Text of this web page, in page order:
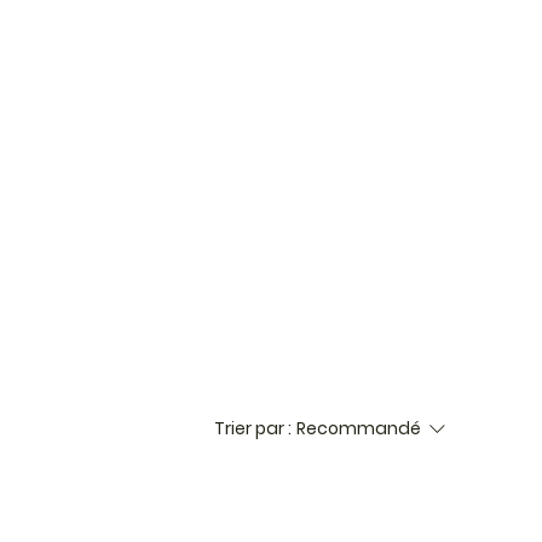
Trier par : Recommandé